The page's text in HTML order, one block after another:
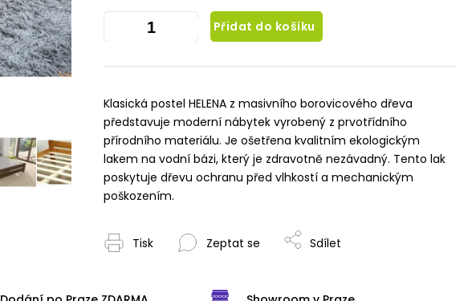
Přidat do košíku
Klasická postel HELENA z masivního borovicového dřeva
představuje moderní nábytek vyrobený z prvotřídního
přírodního materiálu. Je ošetřena kvalitním ekologickým
lakem na vodní bázi, který je zdravotně nezávadný. Tento lak
poskytuje dřevu ochranu před vlhkostí a mechanickým
poškozením.
Tisk Zeptat se Sdílet